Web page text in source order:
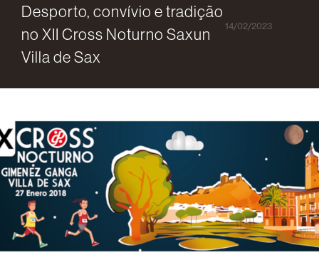
Desporto, convívio e tradição
no XII Cross Noturno Saxun
Villa de Sax
14/02/2023